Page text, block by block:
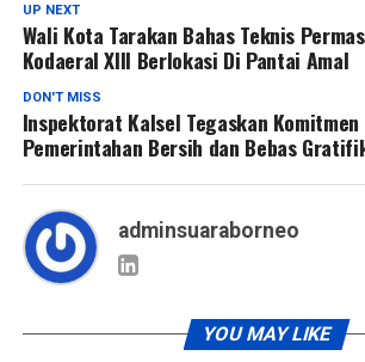
UP NEXT
Wali Kota Tarakan Bahas Teknis
Kodaeral XIII Berlokasi Di Pantai Amal
DON'T MISS
Inspektorat Kalsel Tegaskan Komitmen
Pemerintahan Bersih dan Bebas
adminsuaraborneo
YOU MAY LIKE